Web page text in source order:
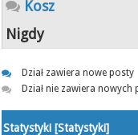
Kosz
Nigdy
Dział zawiera nowe posty
Dział nie zawiera nowych
Statystyki [Statystyki]